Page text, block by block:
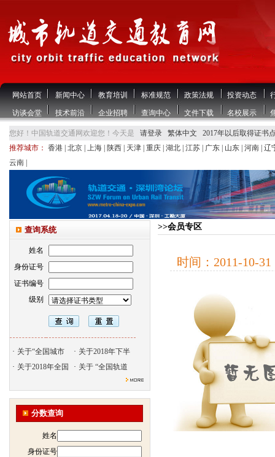
网站首页 新闻中心 教育培训 标准规范 政策法规 投资动态
访谈会堂 技术前沿 企业招聘 查询中心 文件下载 名校展示
您好！中国轨道交通网欢迎您！今天是 请登录 繁体中文
2017年以后取得证书
推荐城市： 香港 北京 上海 陕西 天津 重庆 湖北 江苏 广东 山东 河南 辽
云南
查询系统
姓名
身份证号
证书编号
级别
· 关于“全国城市 · 关于2018年下半
· 关于2018年全国 · 关于 “全国轨道
分数查询
姓名
身份证号
北京天久智达教育咨询有限公
振威国际展览有限公司
浙江广播电视大学培训学院
陕西交通职业技术学院
西安三资职业学院
>>会员专区
时间： 2011-10-31